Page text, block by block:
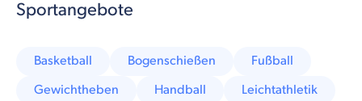
Sportangebote
Basketball Bogenschießen
Fußball
Gewichtheben
Handball
Leichtathletik